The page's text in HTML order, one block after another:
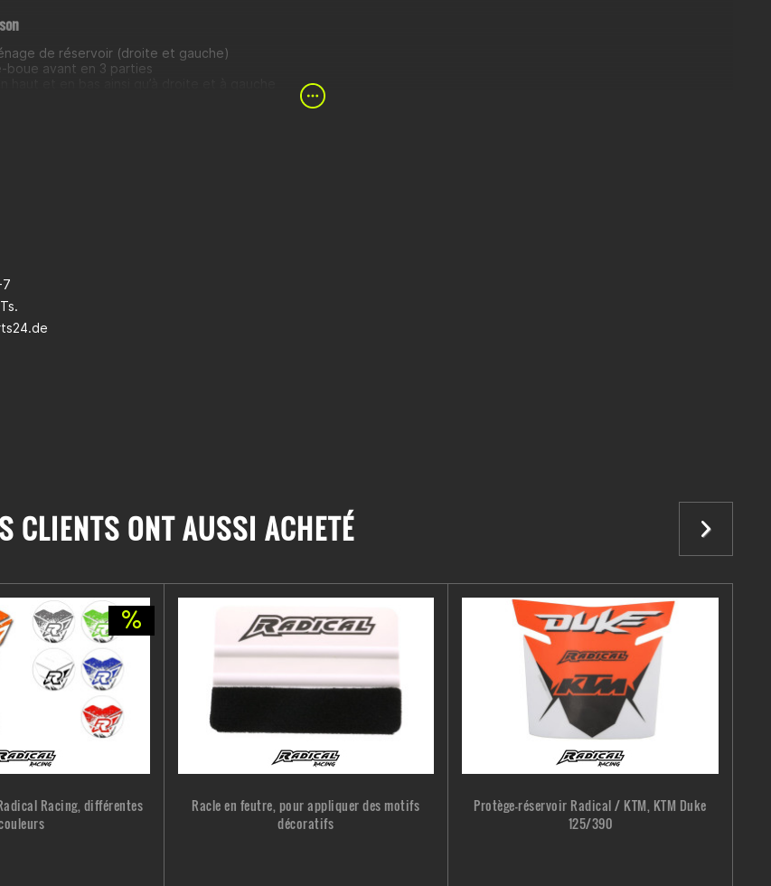
de réservoir (droite et gauche)
boue avant en 3 parties
7
CLIENTS ONT AUSSI ACHETÉ
Racing, différentes
Racle en feutre, pour appliquer des motifs
décoratifs
Protège-réservoir Radical / KTM, KTM Duke
125/390